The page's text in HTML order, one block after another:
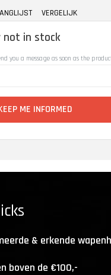
VERGELIJK
not in stock
you a message as soon as the
ME INFORMED
& erkende
boven de €100,-